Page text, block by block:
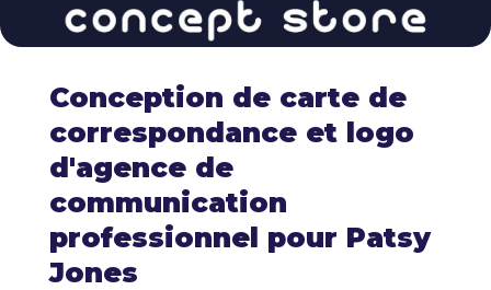
Conception de carte de
correspondance et logo
d'agence de
communication
professionnel pour Patsy
Jones